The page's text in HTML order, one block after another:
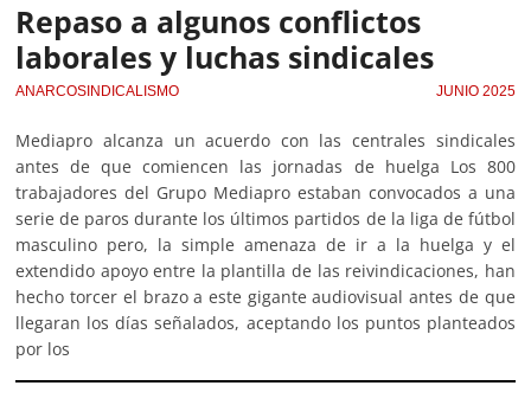
Repaso a algunos conflictos
laborales y luchas sindicales
ANARCOSINDICALISMO JUNIO 2025
Mediapro alcanza un acuerdo con las centrales sindicales
antes de que comiencen las jornadas de huelga Los 800
trabajadores del Grupo Mediapro estaban convocados a una
serie de paros durante los últimos partidos de la liga de fútbol
masculino pero, la simple amenaza de ir a la huelga y el
extendido apoyo entre la plantilla de las reivindicaciones, han
hecho torcer el brazo a este gigante audiovisual antes de que
llegaran los días señalados, aceptando los puntos planteados
por los